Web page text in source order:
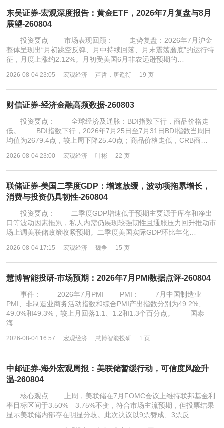
东吴证券-宏观深度报告：黄金ETF，2026年7月复盘与8月
展望-260804
投资要点 市场表现回顾： 走势复盘：2026年7月沪金
整体呈现出“月初跳空反弹、月中持续回落、月末震荡磨底”的运行特
征，月度上涨约2.12%。月初受美国6月非农远逊预期的…
2026-08-04 23:05 宏观经济 芦哲，唐遥衔 19 页
财信证券-经济金融高频数据-260803
投资要点： 全球经济及通胀：BDI指数下行，商品价格走
低。 BDI指数下行，2026年7月25日至7月31日BDI指数当周日
均值为2679.4点，较上周下降25.40点；商品价格走低，CRB商…
2026-08-04 23:00 宏观经济 叶彬 22 页
联储证券-美国二季度GDP：增速放缓，波动项拖累增长，
消费与投资仍具韧性-260804
投资要点： 二季度GDP增速低于预期主要源于库存和净出
口等波动因素拖累，私人内需仍展现较强韧性且通胀压力回升推动市
场上调美联储政策收紧预期。二季度美国实际GDP环比年化…
2026-08-04 17:15 宏观经济 魏争 15 页
慧博智能投研-市场预期：2026年7月PMI数据点评-260804
事件： 2026年7月PMI PMI： 7月中国制造业
PMI、非制造业商务活动指数和综合PMI产出指数分别为49.2%、
49.0%和49.3%，较上月回落1.1、1.2和1.3个百分点。 国泰
海…
2026-08-04 16:57 宏观经济 慧博智能投研 1 页
中邮证券-海外宏观周报：美联储暂缓行动，可信度风险升
温-260804
核心观点 上周，美联储在7月FOMC会议上维持联邦基金利
率目标区间于3.50%—3.75%不变，符合市场主流预期，但投票结果
显示美联储内部存在明显分歧。此次决议以9票赞成、3票反…